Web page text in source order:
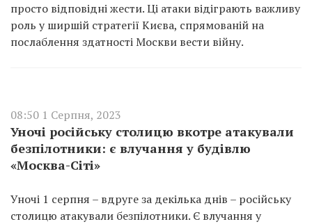
просто відповідні жести. Ці атаки відіграють важливу
роль у ширшій стратегії Києва, спрямованій на
послаблення здатності Москви вести війну.
08:50 1 Серпня, 2023
Уночі російську столицю вкотре атакували
безпілотники: є влучання у будівлю
«Москва-Сіті»
Уночі 1 серпня – вдруге за декілька днів – російську
столицю атакували безпілотники. Є влучання у